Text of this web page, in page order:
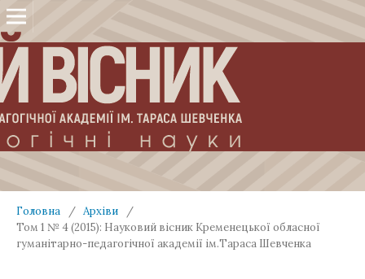
Головна / Архіви
/
Том 1 № 4 (2015): Науковий вісник Кременецької обласної
гуманітарно-педагогічної академії ім.Тараса Шевченка